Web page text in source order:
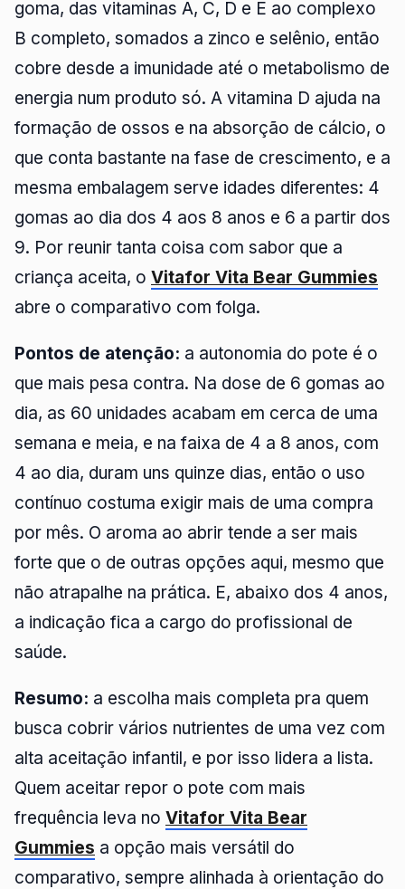
goma, das vitaminas A, C, D e E ao complexo
B completo, somados a zinco e selênio, então
cobre desde a imunidade até o metabolismo de
energia num produto só. A vitamina D ajuda na
formação de ossos e na absorção de cálcio, o
que conta bastante na fase de crescimento, e a
mesma embalagem serve idades diferentes: 4
gomas ao dia dos 4 aos 8 anos e 6 a partir dos
9. Por reunir tanta coisa com sabor que a
criança aceita, o Vitafor Vita Bear Gummies
abre o comparativo com folga.
Pontos de atenção: a autonomia do pote é o
que mais pesa contra. Na dose de 6 gomas ao
dia, as 60 unidades acabam em cerca de uma
semana e meia, e na faixa de 4 a 8 anos, com
4 ao dia, duram uns quinze dias, então o uso
contínuo costuma exigir mais de uma compra
por mês. O aroma ao abrir tende a ser mais
forte que o de outras opções aqui, mesmo que
não atrapalhe na prática. E, abaixo dos 4 anos,
a indicação fica a cargo do profissional de
saúde.
Resumo: a escolha mais completa pra quem
busca cobrir vários nutrientes de uma vez com
alta aceitação infantil, e por isso lidera a lista.
Quem aceitar repor o pote com mais
frequência leva no Vitafor Vita Bear
Gummies a opção mais versátil do
comparativo, sempre alinhada à orientação do